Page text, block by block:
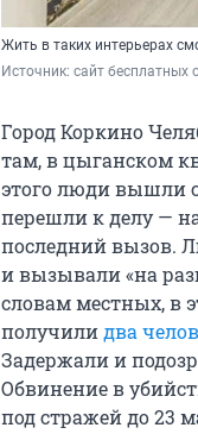
Жить в таких интерьерах
Источник: сайт бесплатных
Город Коркино
там, в цыганском
этого люди вышли
перешли к делу —
последний вызов.
и вызывали «на
словам местных, в
получилидва
Задержали и
Обвинение в
под стражей до 23